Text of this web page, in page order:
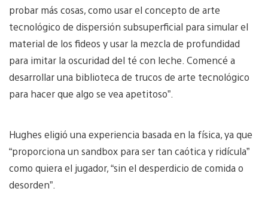
probar más cosas, como usar el concepto de arte
tecnológico de dispersión subsuperficial para simular el
material de los fideos y usar la mezcla de profundidad
para imitar la oscuridad del té con leche. Comencé a
desarrollar una biblioteca de trucos de arte tecnológico
para hacer que algo se vea apetitoso”.
Hughes eligió una experiencia basada en la física, ya que
“proporciona un sandbox para ser tan caótica y ridícula”
como quiera el jugador, “sin el desperdicio de comida o
desorden”.